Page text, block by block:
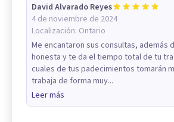
David Alvarado Reyes
4 de noviembre de 2024
Localización: Ontario
Me encantaron sus consultas, además
honesta y te da el tiempo total de tu
cuales de tus padecimientos tomarán
trabaja de forma muy...
Leer más